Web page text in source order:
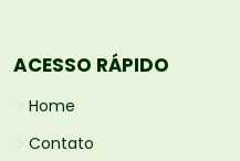
ACESSO RÁPIDO
Home
Contato